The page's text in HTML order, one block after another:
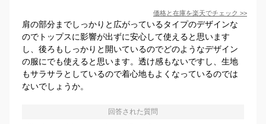
価格と在庫を楽天でチェック >>
肩の部分までしっかりと広がっているタイプのデザインな
のでトップスに影響が出ずに安心して使えると思います
し、後ろもしっかりと開いているのでどのようなデザイン
の服にでも使えると思います。透け感もないですし、生地
もサラサラとしているので着心地もよくなっているのでは
ないでしょうか。
回答された質問